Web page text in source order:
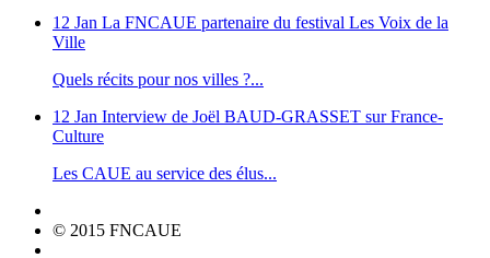
12 Jan La FNCAUE partenaire du festival Les Voix de la
Ville
Quels récits pour nos villes ?...
12 Jan Interview de Joël BAUD-GRASSET sur France-
Culture
Les CAUE au service des élus...
© 2015 FNCAUE